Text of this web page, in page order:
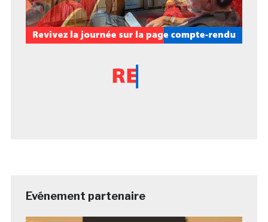
Evénement partenaire